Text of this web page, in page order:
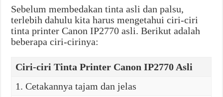
Sebelum membedakan tinta asli dan palsu,
terlebih dahulu kita harus mengetahui ciri-ciri
tinta printer Canon IP2770 asli. Berikut adalah
beberapa ciri-cirinya:
Ciri-ciri Tinta Printer Canon IP2770 Asli
1. Cetakannya tajam dan jelas